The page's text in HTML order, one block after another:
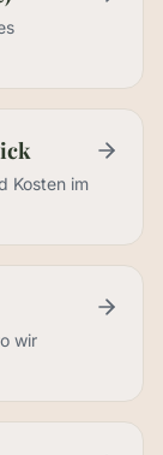
Kosten im
wir